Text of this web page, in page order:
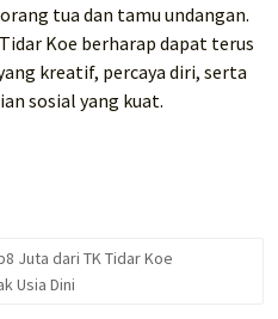
tua dan tamu undangan.
Koe berharap dapat terus
kreatif, percaya diri, serta
sosial yang kuat.
Juta dari TK Tidar Koe
Usia Dini